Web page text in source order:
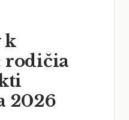
k
rodičia
2026